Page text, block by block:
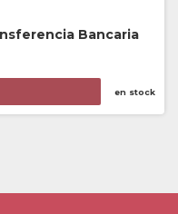
Bancaria
en stock